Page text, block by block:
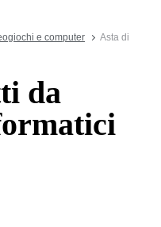
e computer
Asta di
da